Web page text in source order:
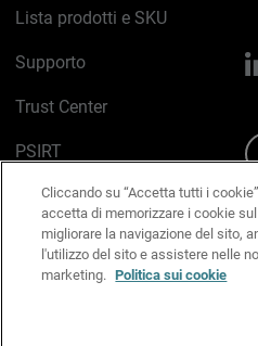
Lista prodotti e SKU
Supporto
Trust Center
PSIRT
Politica sui cookie
Informativa sulla privacy
Kit Media & Brand
Cliccando su “Accetta tutti i
accetta di memorizzare i cookie
migliorare la navigazione del sito,
l'utilizzo del sito e assistere nelle
marketing. Politica sui cookie